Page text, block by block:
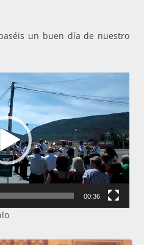
un buen día de nuestro
00:36